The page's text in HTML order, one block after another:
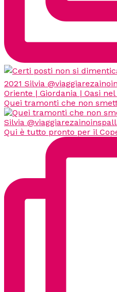
Quei tramonti che non
Qui è tutto pronto per il